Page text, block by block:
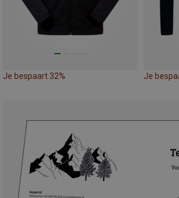
Je bespaart 32% Je